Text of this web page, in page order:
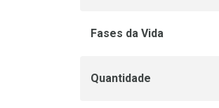
Fases da Vida
Quantidade